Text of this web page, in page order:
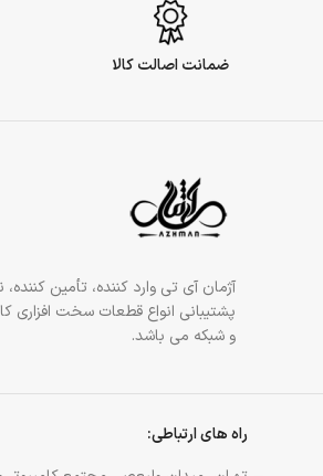
ضمانت اصالت کالا
آژمان آی تی وارد کننده، تأمین
پشتیبانی انواع قطعات سخت افزاری
و شبکه می باشد.
راه های ارتباطی: